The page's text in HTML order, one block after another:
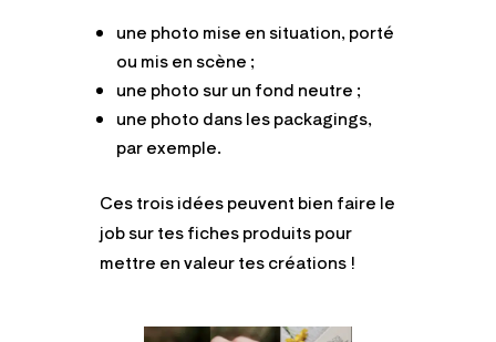
une photo mise en situation, porté
ou mis en scène ;
une photo sur un fond neutre ;
une photo dans les packagings,
par exemple.
Ces trois idées peuvent bien faire le
job sur tes fiches produits pour
mettre en valeur tes créations !